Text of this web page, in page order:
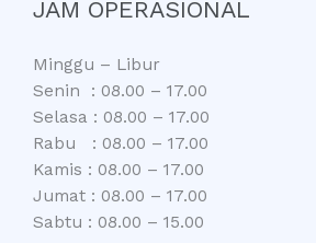
JAM OPERASIONAL
Minggu – Libur
Senin : 08.00 – 17.00
Selasa : 08.00 – 17.00
Rabu : 08.00 – 17.00
Kamis : 08.00 – 17.00
Jumat : 08.00 – 17.00
Sabtu : 08.00 – 15.00